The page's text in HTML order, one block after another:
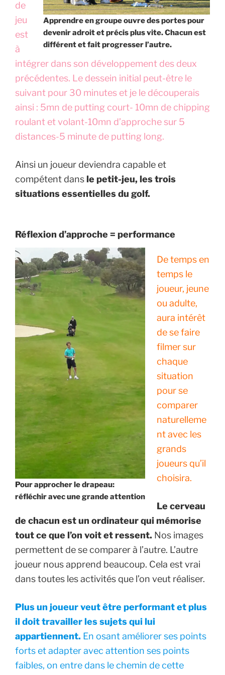
Apprendre en groupe ouvre des portes pour
devenir adroit et précis plus vite. Chacun est
différent et fait progresser l’autre.
de
jeu
est
à
intégrer dans son développement des deux
précédentes. Le dessein initial peut-être le
suivant pour 30 minutes et je le découperais
ainsi : 5mn de putting court- 10mn de chipping
roulant et volant-10mn d’approche sur 5
distances-5 minute de putting long.
Ainsi un joueur deviendra capable et
compétent dansle petit-jeu, les trois
situations essentielles du golf.
Réflexion d’approche = performance
Pour approcher le drapeau:
réfléchir avec une grande attention
De temps en
temps le
joueur, jeune
ou adulte,
aura intérêt
de se faire
filmer sur
chaque
situation
pour se
comparer
naturelleme
nt avec les
grands
joueurs qu’il
choisira.
Le cerveau
de chacun est un ordinateur qui mémorise
tout ce que l’on voit et ressent. Nos images
permettent de se comparer à l’autre. L’autre
joueur nous apprend beaucoup. Cela est vrai
dans toutes les activités que l’on veut réaliser.
Plus un joueur veut être performant et plus
il doit travailler les sujets qui lui
appartiennent. En osant améliorer ses points
forts et adapter avec attention ses points
faibles, on entre dans le chemin de cette